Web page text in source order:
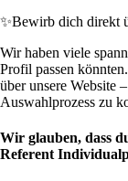
✨Bewirb dich direkt
Wir haben viele
Profil passen
über unsere Website
Auswahlprozess zu
Wir glauben, dass
Referent